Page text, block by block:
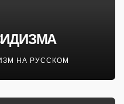
НА РУССКОМ